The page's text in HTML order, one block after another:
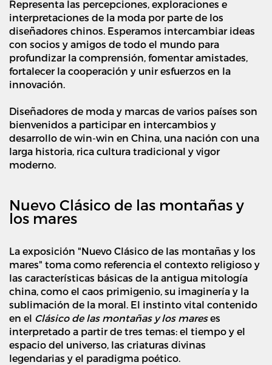
Representa las percepciones, exploraciones e
interpretaciones de la moda por parte de los
diseñadores chinos. Esperamos intercambiar ideas
con socios y amigos de todo el mundo para
profundizar la comprensión, fomentar amistades,
fortalecer la cooperación y unir esfuerzos en la
innovación.
Diseñadores de moda y marcas de varios países son
bienvenidos a participar en intercambios y
desarrollo de win-win en China, una nación con una
larga historia, rica cultura tradicional y vigor
moderno.
Nuevo Clásico de las montañas y
los mares
La exposición "Nuevo Clásico de las montañas y los
mares" toma como referencia el contexto religioso y
las características básicas de la antigua mitología
china, como el caos primigenio, su imaginería y la
sublimación de la moral. El instinto vital contenido
en el Clásico de las montañas y los mareses
interpretado a partir de tres temas: el tiempo y el
espacio del universo, las criaturas divinas
legendarias y el paradigma poético.